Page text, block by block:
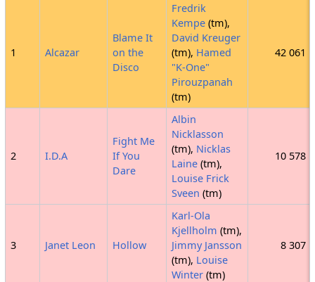
1 Alcazar
Blame It
on the
Disco
Fredrik
Kempe (tm),
David Kreuger
(tm), Hamed
"K-One"
Pirouzpanah
(tm)
42 061
2 I.D.A
Fight Me
If You
Dare
Albin
Nicklasson
(tm), Nicklas
Laine (tm),
Louise Frick
Sveen (tm)
10 578
3 Janet Leon Hollow
Karl-Ola
Kjellholm (tm),
Jimmy Jansson
(tm), Louise
Winter (tm)
8 307